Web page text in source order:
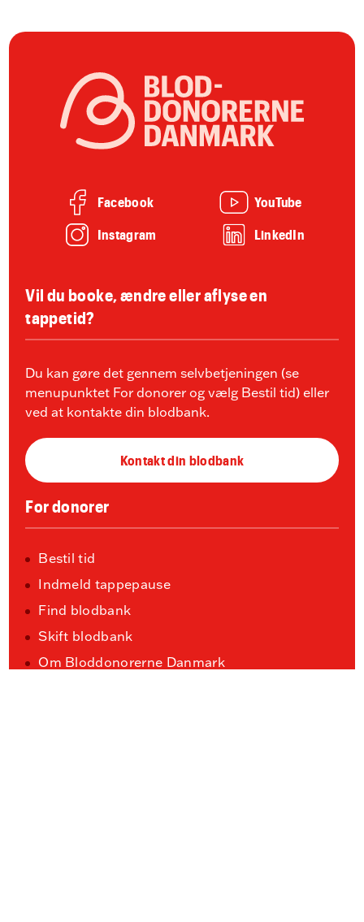
Facebook
YouTube
Instagram
LinkedIn
Vil du booke, ændre eller aflyse en
tappetid?
Du kan gøre det gennem selvbetjeningen (se
menupunktet For donorer og vælg Bestil tid) eller
ved at kontakte din blodbank.
Kontakt din blodbank
For donorer
Bestil tid
Indmeld tappepause
Find blodbank
Skift blodbank
Om Bloddonorerne Danmark